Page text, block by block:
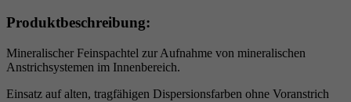
Produktbeschreibung:
Mineralischer Feinspachtel zur Aufnahme von mineralischen
Anstrichsystemen im Innenbereich.
Einsatz auf alten, tragfähigen Dispersionsfarben ohne Voranstrich